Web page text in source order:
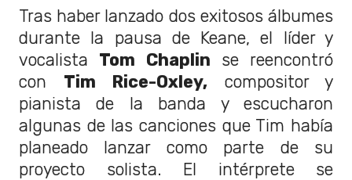
Tras haber lanzado dos exitosos álbumes
durante la pausa de Keane, el líder y
vocalista Tom Chaplin se reencontró
con Tim Rice-Oxley, compositor y
pianista de la banda y escucharon
algunas de las canciones que Tim había
planeado lanzar como parte de su
proyecto solista. El intérprete se